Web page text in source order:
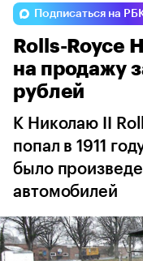
Haval
Подписаться на
Rolls-Royce
на продажу
рублей
К Николаю II
попал в 1911
было
автомобилей